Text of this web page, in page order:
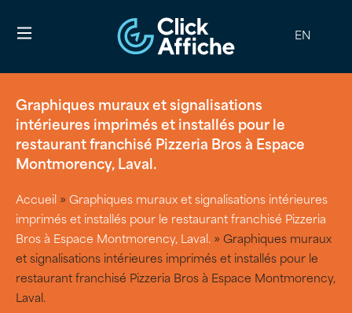
EN
Graphiques muraux et signalisations
intérieures imprimés et installés pour le
restaurant franchisé Pizzeria Bros à Espace
Montmorency, Laval.
Accueil » Graphiques muraux et signalisations intérieures
imprimés et installés pour le restaurant franchisé Pizzeria
Bros à Espace Montmorency, Laval. » Graphiques muraux
et signalisations intérieures imprimés et installés pour le
restaurant franchisé Pizzeria Bros à Espace Montmorency,
Laval.